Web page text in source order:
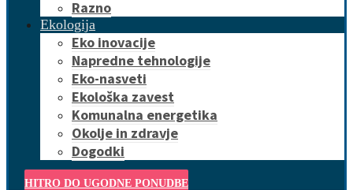
Razno
Ekologija
Eko inovacije
Napredne tehnologije
Eko-nasveti
Ekološka zavest
Komunalna energetika
Okolje in zdravje
Dogodki
HITRO DO UGODNE PONUDBE